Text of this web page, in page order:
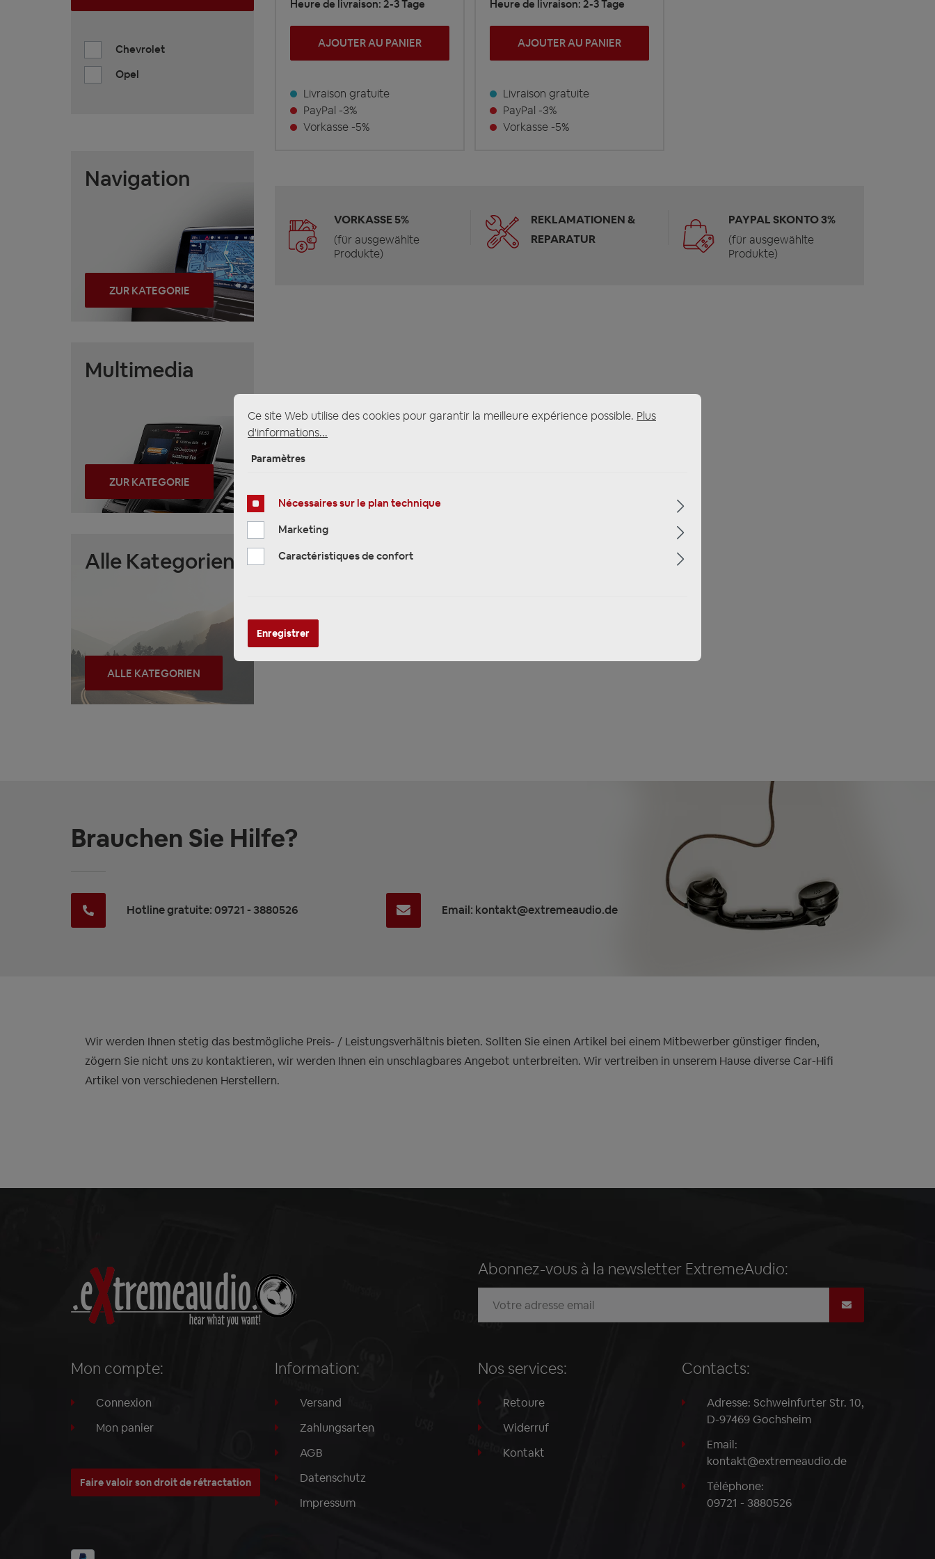
Chevrolet
Opel
Navigation
ZUR KATEGORIE
Multimedia
ZUR KATEGORIE
Alle Kategorien
ALLE KATEGORIEN
Heure de livraison: 2-3 Tage
AJOUTER AU PANIER
Livraison gratuite
PayPal -3%
Vorkasse -5%
Heure de livraison: 2-3 Tage
AJOUTER AU PANIER
Livraison gratuite
PayPal -3%
Vorkasse -5%
VORKASSE 5%
(für ausgewählte
Produkte)
REKLAMATIONEN &
REPARATUR
PAYPAL SKONTO 3%
(für ausgewählte
Produkte)
Brauchen Sie Hilfe?
Hotline gratuite: 09721 - 3880526 Email: kontakt@extremeaudio.de
Wir werden Ihnen stetig das bestmögliche Preis- / Leistungsverhältnis bieten. Sollten Sie einen Artikel bei einem Mitbewerber günstiger finden,
zögern Sie nicht uns zu kontaktieren, wir werden Ihnen ein unschlagbares Angebot unterbreiten. Wir vertreiben in unserem Hause diverse Car-Hifi
Artikel von verschiedenen Herstellern.
Abonnez-vous à la newsletter ExtremeAudio:
Mon compte:
Connexion
Mon panier
Faire valoir son droit de rétractation
Information:
Versand
Zahlungsarten
AGB
Datenschutz
Impressum
Nos services:
Retoure
Widerruf
Kontakt
Contacts:
Adresse: Schweinfurter Str. 10,
D-97469 Gochsheim
Email:
kontakt@extremeaudio.de
Téléphone:
09721 - 3880526
Ce site Web utilise des cookies pour garantir la meilleure expérience possible. Plus
d'informations...
Paramètres
Nécessaires sur le plan technique
Marketing
Caractéristiques de confort
Enregistrer